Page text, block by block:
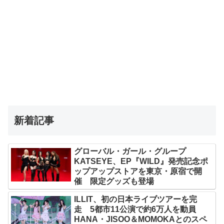
新着記事
グローバル・ガール・グループ
KATSEYE、EP『WILD』発売記念ポ
ップアップストアを東京・原宿で開
催 限定グッズも登場
ILLIT、初の日本ライブツアーを完
走 5都市11公演で約6万人を動員
HANA・JISOO＆MOMOKAとのスペ